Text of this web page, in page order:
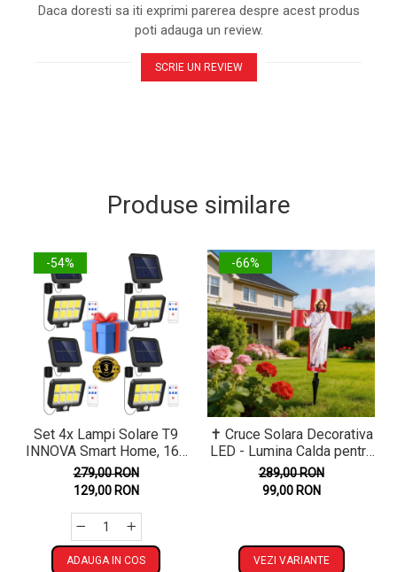
Daca doresti sa iti exprimi parerea despre acest produs
poti adauga un review.
SCRIE UN REVIEW
Produse similare
-54%
Set 4x Lampi Solare T9
INNOVA Smart Home, 160
LED COB, 8 Cadrane,
Senzor Miscare, Panou
Detașabil, IP66 +
Telecomandă, Cadou +
Garanție 3 Ani
279,00 RON
129,00 RON
ADAUGA IN COS
-66%
✝️ Cruce Solara Decorativa
LED - Lumina Calda pentru
Comemorare si Liniste
289,00 RON
99,00 RON
VEZI VARIANTE